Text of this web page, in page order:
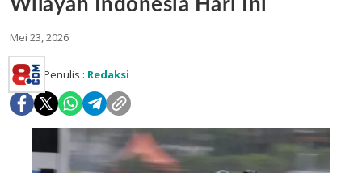
Wilayah Indonesia Hari Ini
Mei 23, 2026
Penulis : Redaksi